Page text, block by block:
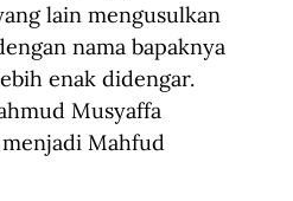
lain mengusulkan
nama bapaknya
enak didengar.
Musyaffa
Mahfud